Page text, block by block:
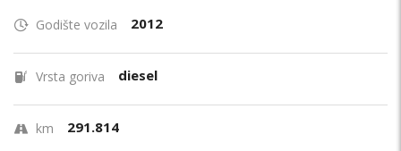
Godište vozila 2012
Vrsta goriva diesel
km 291.814